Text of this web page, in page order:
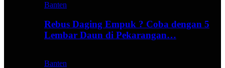
Banten
Rebus Daging Empuk ? Coba dengan 5
Lembar Daun di Pekarangan…
Banten